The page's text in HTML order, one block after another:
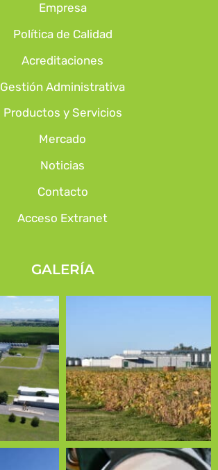
Empresa
Política de Calidad
Acreditaciones
Gestión Administrativa
Productos y Servicios
Mercado
Noticias
Contacto
Acceso Extranet
GALERÍA